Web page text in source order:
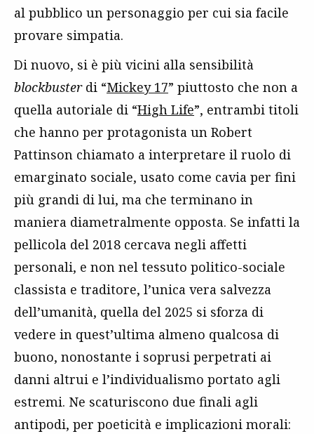
al pubblico un personaggio per cui sia facile
provare simpatia.
Di nuovo, si è più vicini alla sensibilità
blockbusterdi “Mickey 17” piuttosto che non a
quella autoriale di “High Life”, entrambi titoli
che hanno per protagonista un Robert
Pattinson chiamato a interpretare il ruolo di
emarginato sociale, usato come cavia per fini
più grandi di lui, ma che terminano in
maniera diametralmente opposta. Se infatti la
pellicola del 2018 cercava negli affetti
personali, e non nel tessuto politico-sociale
classista e traditore, l’unica vera salvezza
dell’umanità, quella del 2025 si sforza di
vedere in quest’ultima almeno qualcosa di
buono, nonostante i soprusi perpetrati ai
danni altrui e l’individualismo portato agli
estremi. Ne scaturiscono due finali agli
antipodi, per poeticità e implicazioni morali: